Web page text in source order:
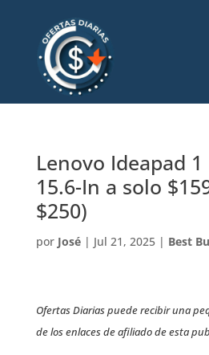
Lenovo Ideapad
15.6-In a solo
$250)
por José| Jul 21, 2025| Best
Ofertas Diarias puede recibir una
de los enlaces de afiliado de esta